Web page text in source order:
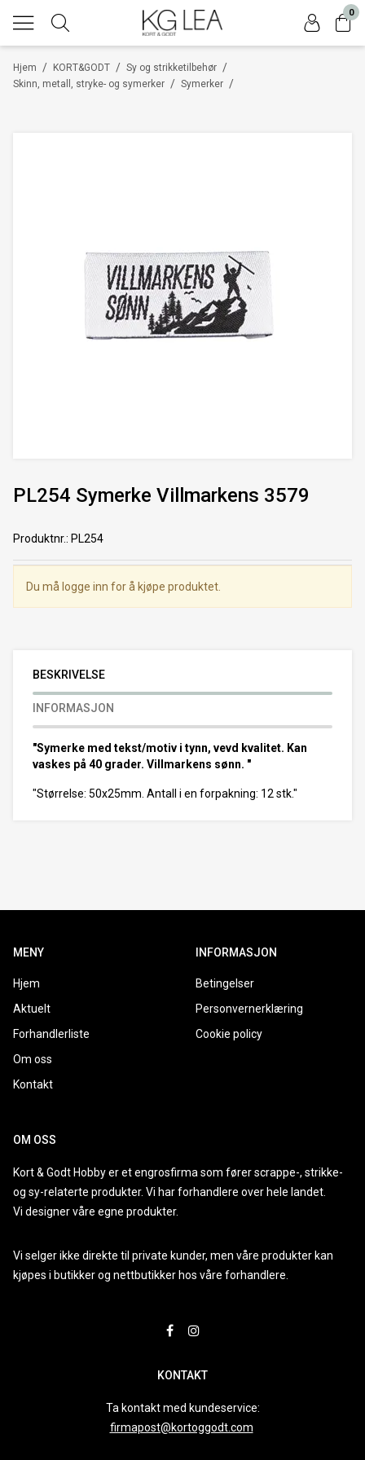
0
/
Hjem /
KORT&GODT /
Sy og strikketilbehør
/
Skinn, metall, stryke- og symerker /
Symerker
PL254 Symerke Villmarkens 3579
Produktnr.: PL254
Du må logge inn for å kjøpe produktet.
BESKRIVELSE
INFORMASJON
"Symerke med tekst/motiv i tynn, vevd kvalitet. Kan
vaskes på 40 grader. Villmarkens sønn. "
"Størrelse: 50x25mm. Antall i en forpakning: 12 stk."
MENY
Hjem
Aktuelt
Forhandlerliste
Om oss
Kontakt
INFORMASJON
Betingelser
Personvernerklæring
Cookie policy
OM OSS
Kort & Godt Hobby er et engrosfirma som fører scrappe-, strikke-
og sy-relaterte produkter. Vi har forhandlere over hele landet.
Vi designer våre egne produkter.
Vi selger ikke direkte til private kunder, men våre produkter kan
kjøpes i butikker og nettbutikker hos våre forhandlere.
KONTAKT
Ta kontakt med kundeservice:
firmapost@kortoggodt.com